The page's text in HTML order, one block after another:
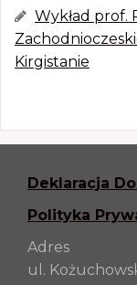
Wykład prof.
Kirgistanie
Deklaracja
Polityka
Adres
ul.